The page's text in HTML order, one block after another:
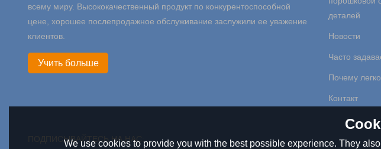
всему миру. Высококачественный продукт по конкурентоспособной
цене, хорошее послепродажное обслуживание заслужили ее уважение
клиентов.
Учить больше
деталей
Новости
Часто
Почему
Контакт
ПОДПИСЫВАЙТЕСЬ НА НАС:
We use cookies to provide you with the best possible experience. They